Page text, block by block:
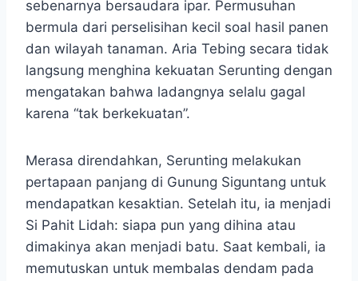
sebenarnya bersaudara ipar. Permusuhan
bermula dari perselisihan kecil soal hasil panen
dan wilayah tanaman. Aria Tebing secara tidak
langsung menghina kekuatan Serunting dengan
mengatakan bahwa ladangnya selalu gagal
karena “tak berkekuatan”.
Merasa direndahkan, Serunting melakukan
pertapaan panjang di Gunung Siguntang untuk
mendapatkan kesaktian. Setelah itu, ia menjadi
Si Pahit Lidah: siapa pun yang dihina atau
dimakinya akan menjadi batu. Saat kembali, ia
memutuskan untuk membalas dendam pada